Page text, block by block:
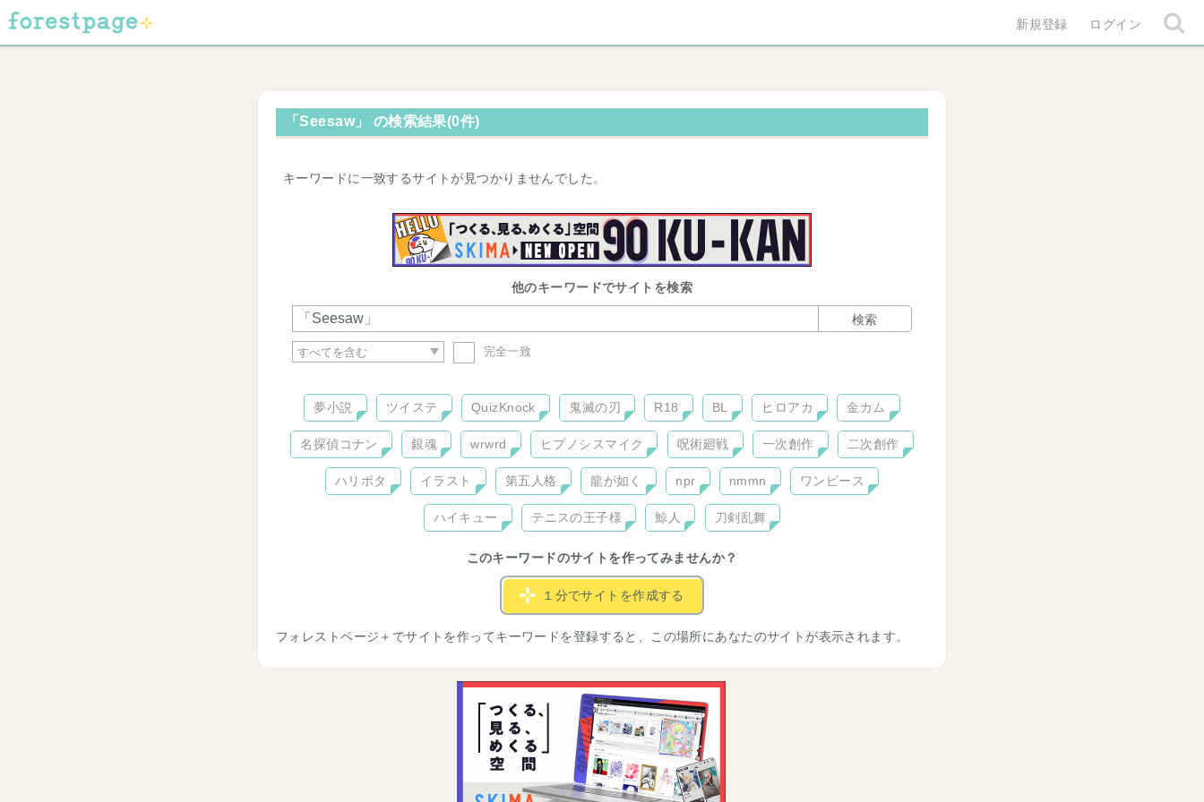
新規登録 ログイン
「Seesaw」 の検索結果(0件)
キーワードに一致するサイトが見つかりませんでした。
他のキーワードでサイトを検索
検索
完全一致
夢小説 ツイステ QuizKnock 鬼滅の刃 R18 BL ヒロアカ 金カム
名探偵コナン 銀魂 wrwrd ヒプノシスマイク 呪術廻戦 一次創作 二次創作
ハリポタ イラスト 第五人格 龍が如く npr nmmn ワンピース
ハイキュー テニスの王子様 鯨人 刀剣乱舞
このキーワードのサイトを作ってみませんか？
１分でサイトを作成する
フォレストページ＋でサイトを作ってキーワードを登録すると、この場所にあなたのサイトが表示されます。